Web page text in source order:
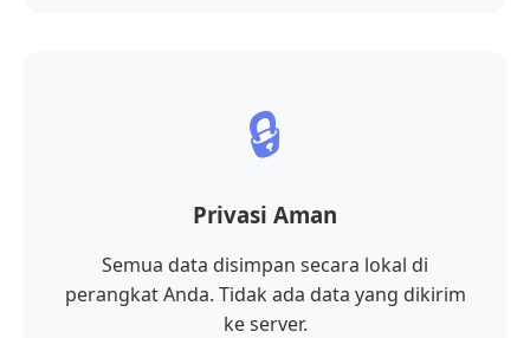
🔒
Privasi Aman
Semua data disimpan secara lokal di
perangkat Anda. Tidak ada data yang dikirim
ke server.